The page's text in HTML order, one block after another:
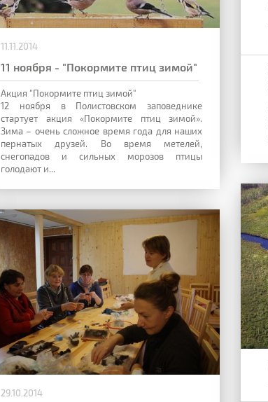
11.11.2014
11 ноября - "Покормите птиц зимой"
Акция "Покормите птиц зимой"
12 ноября в Полистовском заповеднике
стартует акция «Покормите птиц зимой».
Зима – очень сложное время года для наших
пернатых друзей. Во время метелей,
снегопадов и сильных морозов птицы
голодают и...
29.10.2014